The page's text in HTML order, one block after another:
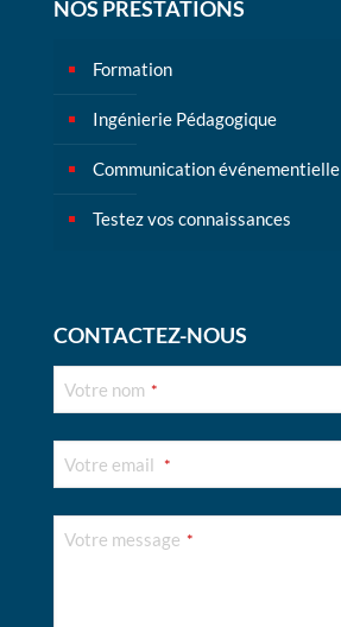
NOS PRESTATIONS
Formation
Ingénierie Pédagogique
Communication événementielle
Testez vos connaissances
CONTACTEZ-NOUS
Votre nom *
Votre email *
Votre message *